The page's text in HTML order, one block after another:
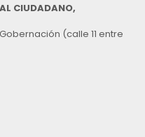
CIUDADANO,
(calle 11 entre